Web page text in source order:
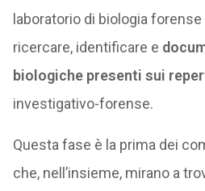
laboratorio di biologia
ricercare, identificare e
biologiche presenti sui
investigativo-forense.
Questa fase è la prima dei
che, nell’insieme, mirano a